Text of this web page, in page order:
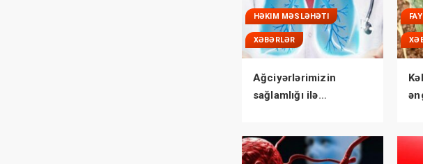
HƏKIM MƏSLƏHƏTI
XƏBƏRLƏR
Ağciyərlərimizin
sağlamlığı ilə